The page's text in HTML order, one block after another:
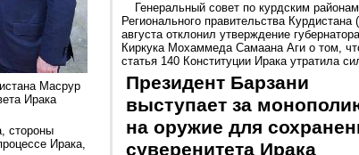
Масрур
Ирака
стороны
Ирака,
Генеральный совет по курдским районам
Регионального правительства Курдистана
августа отклонил утверждение губернатора
Киркука Мохаммеда Самаана Аги о том,
статья 140 Конституции Ирака утратила
Президент Барзани
выступает за
на оружие для
суверенитета Ирака